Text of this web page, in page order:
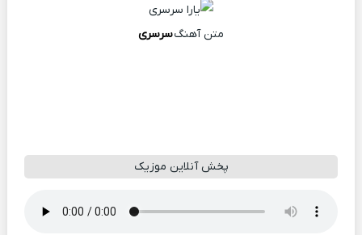
متن آهنگسرسری
پخش آنلاین موزیک